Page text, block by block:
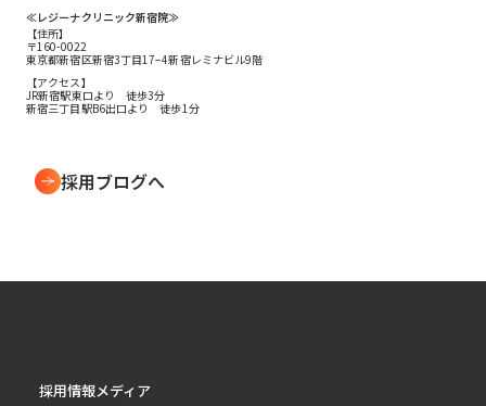
≪レジーナクリニック新宿院≫
【住所】
〒160-0022
東京都新宿区新宿3丁目17−4新宿レミナビル9階
【アクセス】
JR新宿駅東口より 徒歩3分
新宿三丁目駅B6出口より 徒歩1分
採用ブログへ
採用情報メディア